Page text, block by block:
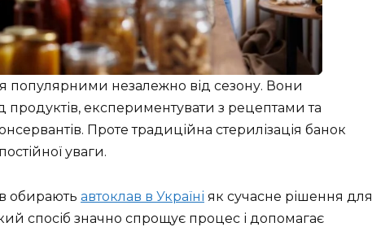
популярними незалежно від сезону. Вони
експериментувати з рецептами та
Проте традиційна стерилізація банок
уваги.
обирають автоклав в Україні як сучасне рішення для
спосіб значно спрощує процес і допомагає